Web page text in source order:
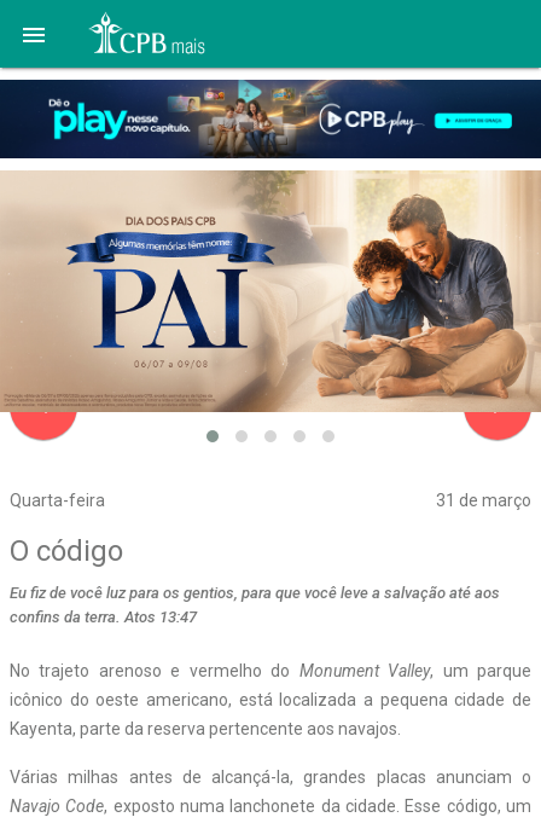

Quarta-feira 31 de março
navigate_before
O código
Eu fiz de você luz para os gentios, para que você leve a salvação até aos
confins da terra. Atos 13:47
No trajeto arenoso e vermelho do Monument Valley, um parque
icônico do oeste americano, está localizada a pequena cidade de
Kayenta, parte da reserva pertencente aos navajos.
Várias milhas antes de alcançá-la, grandes placas anunciam o
Navajo Code, exposto numa lanchonete da cidade. Esse código, um
navigate_next